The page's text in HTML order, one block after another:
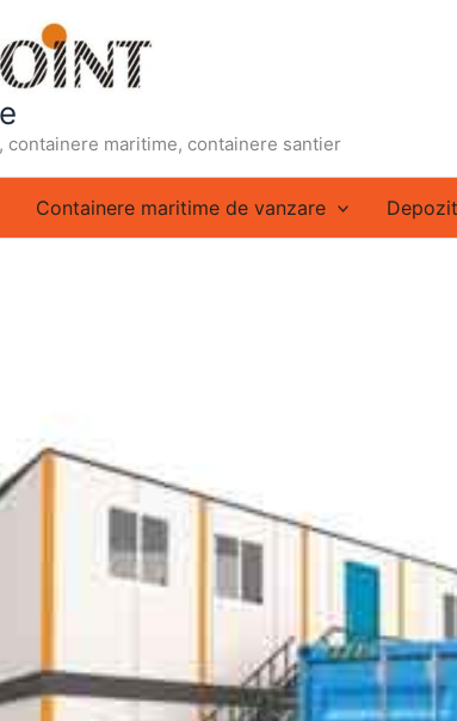
containere maritime, containere santier
Containere maritime de vanzare